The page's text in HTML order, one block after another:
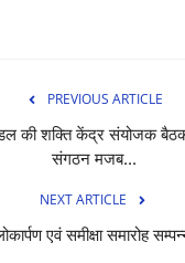
PREVIOUS ARTICLE
की शक्ति केंद्र संयोजक
संगठन मजब...
NEXT ARTICLE
एवं समीक्षा समारोह